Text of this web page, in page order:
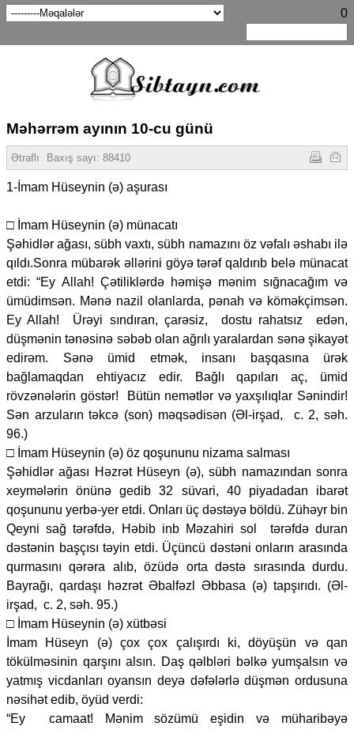
0
Məhərrəm ayının 10-cu günü
Ətraflı Baxış sayı: 88410
1-İmam Hüseynin (ə) aşurası
□ İmam Hüseynin (ə) münacatı
Şəhidlər ağası, sübh vaxtı, sübh namazını öz vəfalı əshabı ilə
qıldı.Sonra mübarək əllərini göyə tərəf qaldırıb belə münacat
etdi: “Ey Allah! Çətiliklərdə həmişə mənim sığnacağım və
ümüdimsən. Mənə nazil olanlarda, pənah və köməkçimsən.
Ey Allah! Ürəyi sındıran, çarəsiz, dostu rahatsız edən,
düşmənin tənəsinə səbəb olan ağrılı yaralardan sənə şikayət
edirəm. Sənə ümid etmək, insanı başqasına ürək
bağlamaqdan ehtiyacız edir. Bağlı qapıları aç, ümid
rövzənələrin göstər! Bütün nemətlər və yaxşılıqlar Sənindir!
Sən arzuların təkcə (son) məqsədisən (Əl-irşad, c. 2, səh.
96.)
□ İmam Hüseynin (ə) öz qoşununu nizama salması
Şəhidlər ağası Həzrət Hüseyn (ə), sübh namazından sonra
xeymələrin önünə gedib 32 süvari, 40 piyadadan ibarət
qoşununu yerbə-yer etdi. Onları üç dəstəyə böldü. Zühəyr bin
Qeyni sağ tərəfdə, Həbib inb Məzahiri sol tərəfdə duran
dəstənin başçısı təyin etdi. Üçüncü dəstəni onların arasında
qurmasını qərəra alıb, özüdə orta dəstə sırasında durdu.
Bayrağı, qardaşı həzrət Əbalfəzl Əbbasa (ə) tapşırıdı. (Əl-
irşad, c. 2, səh. 95.)
□ İmam Hüseynin (ə) xütbəsi
İmam Hüseyn (ə) çox çox çalışırdı ki, döyüşün və qan
tökülməsinin qarşını alsın. Daş qəlbləri bəlkə yumşalsın və
yatmış vicdanları oyansın deyə dəfələrlə düşmən ordusuna
nəsihət edib, öyüd verdi:
“Ey camaat! Mənim sözümü eşidin və müharibəyə